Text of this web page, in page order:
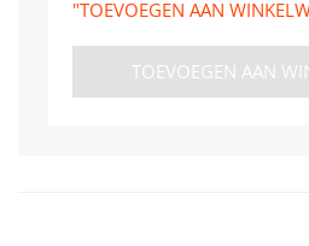
"TOEVOEGEN AAN
TOEVOEGEN AAN